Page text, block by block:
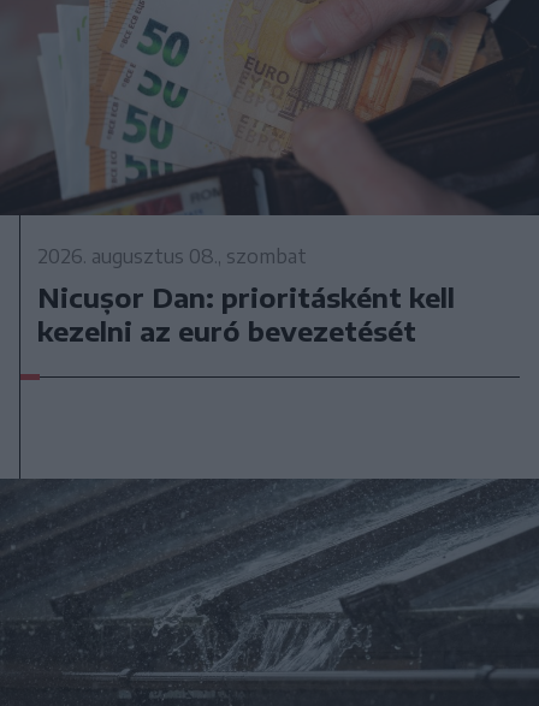
2026. augusztus 08., szombat
Nicușor Dan: prioritásként kell
kezelni az euró bevezetését